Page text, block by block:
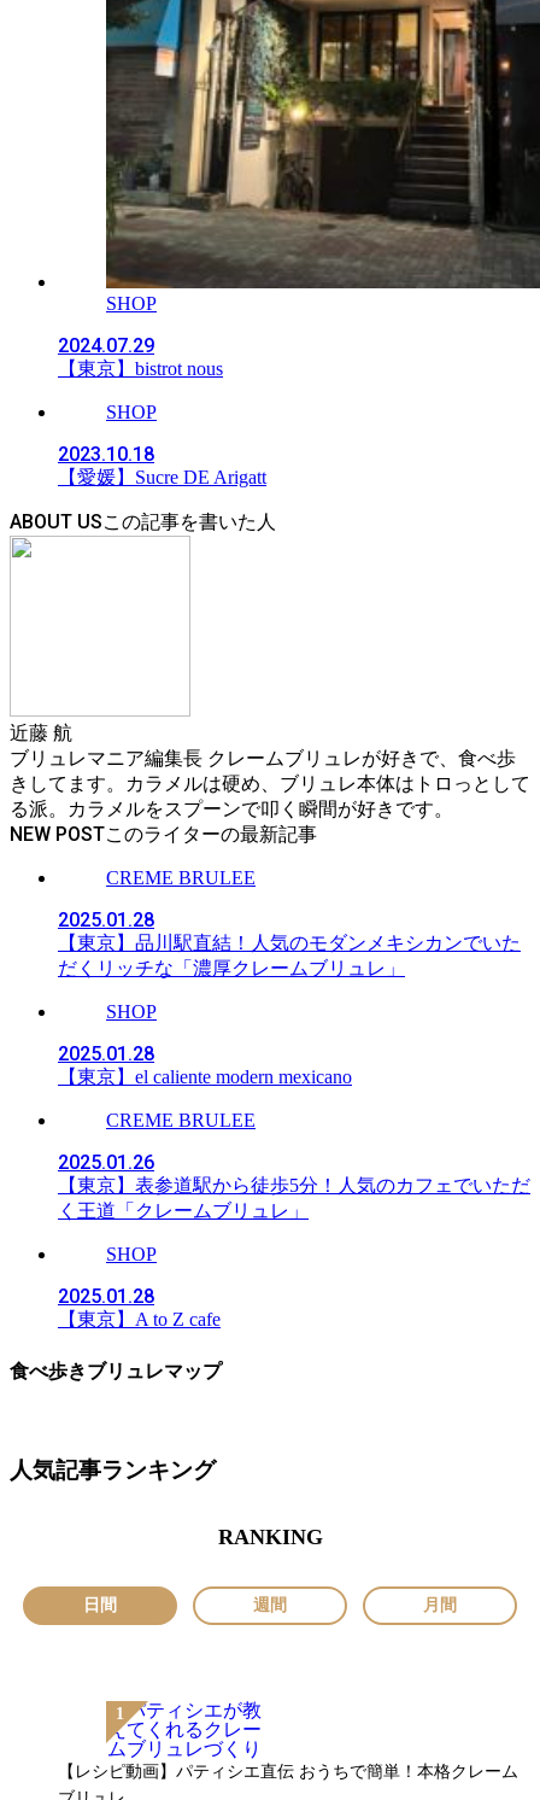
SHOP
2024.07.29
【東京】bistrot nous
SHOP
2023.10.18
【愛媛】Sucre DE Arigatt
ABOUT US
近藤 航
ブリュレマニア編集長 クレームブリュレが好きで、食べ歩
きしてます。カラメルは硬め、ブリュレ本体はトロっとして
る派。カラメルをスプーンで叩く瞬間が好きです。
NEW POST
CREME BRULEE
2025.01.28
【東京】品川駅直結！人気のモダンメキシカンでいた
だくリッチな「濃厚クレームブリュレ」
SHOP
2025.01.28
【東京】el caliente modern mexicano
CREME BRULEE
2025.01.26
【東京】表参道駅から徒歩5分！人気のカフェでいただ
く王道「クレームブリュレ」
SHOP
2025.01.28
【東京】A to Z cafe
食べ歩きブリュレマップ
人気記事ランキング
RANKING
日間 週間 月間
【レシピ動画】パティシエ直伝 おうちで簡単！本格クレーム